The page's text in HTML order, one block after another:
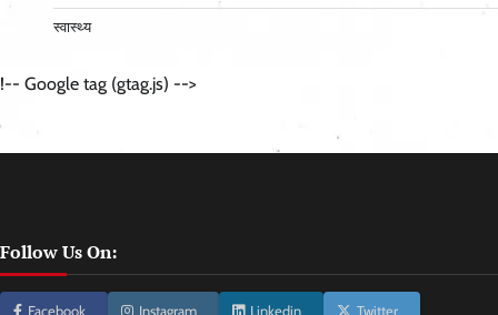
स्वास्थ्य
!-- Google tag (gtag.js) -->
Follow Us On:
Facebook Instagram Linkedin Twitter